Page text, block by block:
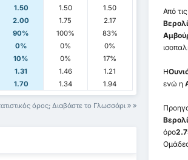
1.50 1.50
1.50
2.00 1.75
2.17
90% 100%
83%
0% 0%
0%
10% 0% 17%
1.31 1.46
1.21
1.70 1.34 1.94
όρος; Διαβάστε το Γλωσσάρι
Από
Η
ενώ η
όρο